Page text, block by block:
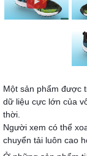
Một sản phẩm được
dữ liệu cực lớn của
thời.
Người xem có thể
chuyển tải luôn cao